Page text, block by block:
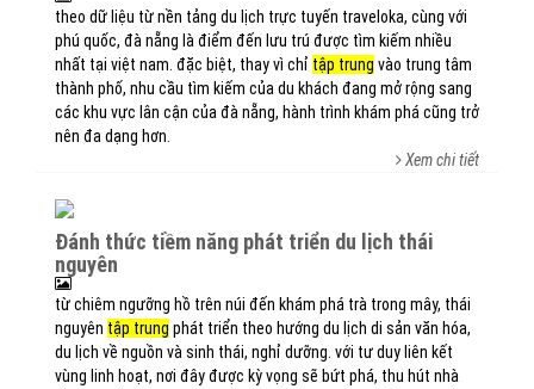
theo dữ liệu từ nền tảng du lịch trực tuyến traveloka, cùng với
phú quốc, đà nẵng là điểm đến lưu trú được tìm kiếm nhiều
nhất tại việt nam. đặc biệt, thay vì chỉ tập trung vào trung tâm
thành phố, nhu cầu tìm kiếm của du khách đang mở rộng sang
các khu vực lân cận của đà nẵng, hành trình khám phá cũng trở
nên đa dạng hơn.
Xem chi tiết
đánh thức tiềm năng phát triển du lịch thái
nguyên
từ chiêm ngưỡng hồ trên núi đến khám phá trà trong mây, thái
nguyên tập trung phát triển theo hướng du lịch di sản văn hóa,
du lịch về nguồn và sinh thái, nghỉ dưỡng. với tư duy liên kết
vùng linh hoạt, nơi đây được kỳ vọng sẽ bứt phá, thu hút nhà